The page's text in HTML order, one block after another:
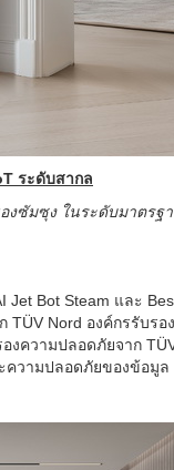
ระดับสากล
งซัมซุง ในระดับมาตรฐ
Bot Steam และ
TÜV Nord องค์กรรับรอ
งความปลอดภัยจาก
ความปลอดภัยของข้อมูล